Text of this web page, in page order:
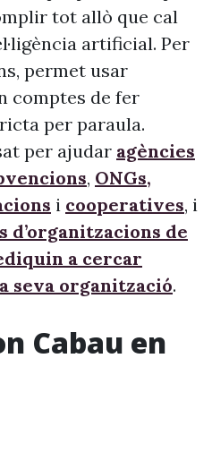
tot allò que cal
artificial. Per
permet usar
comptes de fer
per paraula.
per ajudar agències
, ONGs,
i cooperatives, i
d’organitzacions de
a cercar
seva organització.
Cabau en